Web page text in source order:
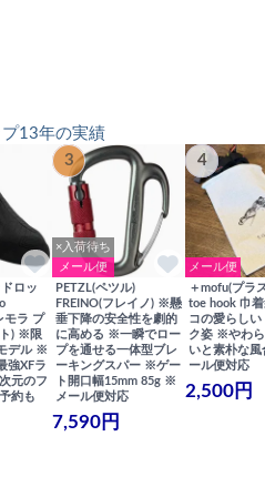
13年の実績
ロッ
モラ プ
ト) ※限
デル ※
強XFラ
元のフ
約も
3
×入荷待ち
メール便
PETZL(ペツル)
FREINO(フレイノ) ※懸
垂下降の安全性を劇的
に高める ※一瞬でロー
プを通せる一体型ブレ
ーキングスパー ※ゲー
ト開口幅15mm 85g ※
メール便対応
7,590円
4
メール便
＋mofu(プラ
toe hook 巾
コの愛らしい
ク姿 ※やわ
いと素朴な
ール便対応
2,500円